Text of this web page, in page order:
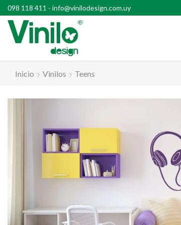
098 118 411 - info@vinilodesign.com.uy
con compras superiores a $2500
Inicio Vinilos Teens